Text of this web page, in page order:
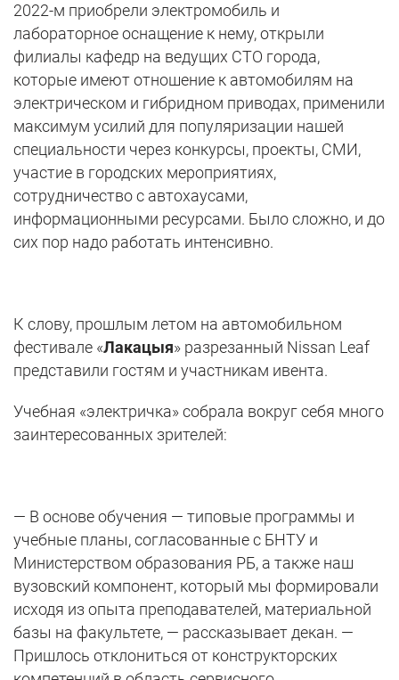
2022-м приобрели электромобиль и
лабораторное оснащение к нему, открыли
филиалы кафедр на ведущих СТО города,
которые имеют отношение к автомобилям на
электрическом и гибридном приводах, применили
максимум усилий для популяризации нашей
специальности через конкурсы, проекты, СМИ,
участие в городских мероприятиях,
сотрудничество с автохаусами,
информационными ресурсами. Было сложно, и до
сих пор надо работать интенсивно.
К слову, прошлым летом на автомобильном
фестивале «Лакацыя» разрезанный Nissan Leaf
представили гостям и участникам ивента.
Учебная «электричка» собрала вокруг себя много
заинтересованных зрителей:
— В основе обучения — типовые программы и
учебные планы, согласованные с БНТУ и
Министерством образования РБ, а также наш
вузовский компонент, который мы формировали
исходя из опыта преподавателей, материальной
базы на факультете, — рассказывает декан. —
Пришлось отклониться от конструкторских